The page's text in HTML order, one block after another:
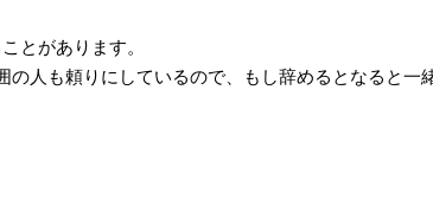
とがあります。
人も頼りにしているので、もし辞めるとなると